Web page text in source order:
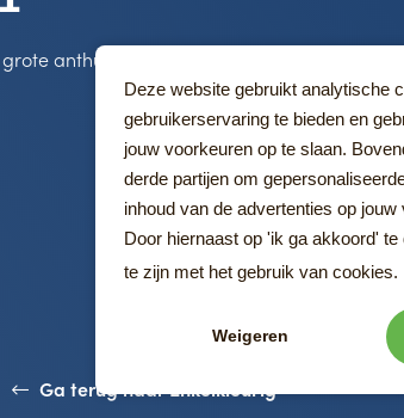
Deze website gebruikt analytische
gebruikerservaring te bieden en
jouw voorkeuren op te slaan.
derde partijen om
inhoud van de advertenties op
Door hiernaast op 'ik ga akkoord'
te zijn met het gebruik van cookies.
Weigeren
anthuriums.
Ga terug naarEnkelkleurig